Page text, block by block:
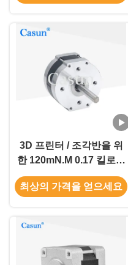
3D 프린터 / 조각반을 위
한 120mN.M 0.17 킬로그
램 NEMA 16 스텝 모터
최상의 가격을 얻으세요